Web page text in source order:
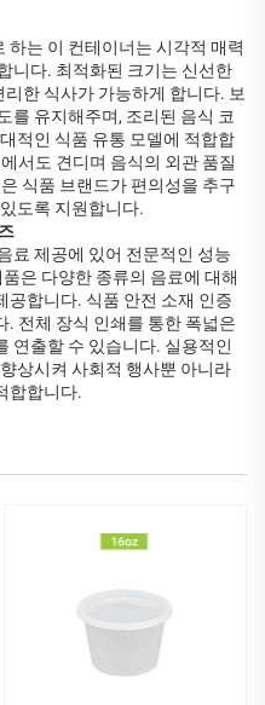
하는 이 컨테이너는 시각적 매력
니다. 최적화된 크기는 신선한
한 식사가 가능하게 합니다. 보
를 유지해주며, 조리된 음식 코
적인 식품 유통 모델에 적합합
서도 견디며 음식의 외관 품질
식품 브랜드가 편의성을 추구
도록 지원합니다.
료 제공에 있어 전문적인 성능
은 다양한 종류의 음료에 대해
공합니다. 식품 안전 소재 인증
. 전체 장식 인쇄를 통한 폭넓은
연출할 수 있습니다. 실용적인
상시켜 사회적 행사뿐 아니라
합합니다.